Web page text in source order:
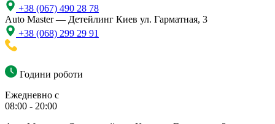
+38 (067) 490 28 78
Auto Master — Детейлинг Киев ул. Гарматная, 3
+38 (068) 299 29 91
Години роботи
Ежедневно с
08:00 - 20:00